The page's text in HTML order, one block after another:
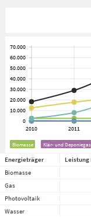
Biomasse Klär- und Deponiegas
Energieträger Leistung
Biomasse
Gas
Photovoltaik
Wasser